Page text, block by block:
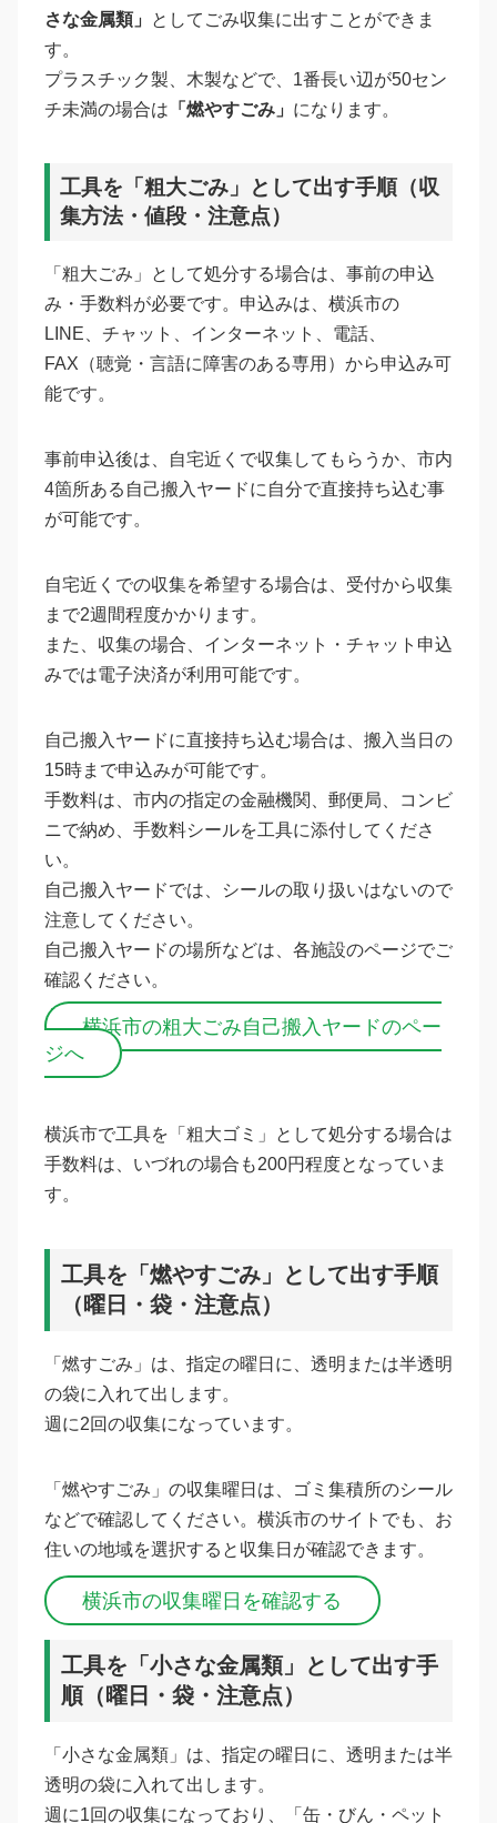
さな金属類」
としてごみ収集に出すことができま
す。
プラスチック製、木製などで、1番長い辺が50セン
チ未満の場合は 「燃やすごみ」 になります。
工具を「粗大ごみ」として出す手順（収
集方法・値段・注意点）
「粗大ごみ」として処分する場合は、事前の申込
み・手数料が必要です。申込みは、横浜市の
LINE、チャット、インターネット、電話、
FAX（聴覚・言語に障害のある専用）から申込み可
能です。
事前申込後は、自宅近くで収集してもらうか、市内
4箇所ある自己搬入ヤードに自分で直接持ち込む事
が可能です。
自宅近くでの収集を希望する場合は、受付から収集
まで2週間程度かかります。
また、収集の場合、インターネット・チャット申込
みでは電子決済が利用可能です。
自己搬入ヤードに直接持ち込む場合は、搬入当日の
15時まで申込みが可能です。
手数料は、市内の指定の金融機関、郵便局、コンビ
ニで納め、手数料シールを工具に添付してくださ
い。
自己搬入ヤードでは、シールの取り扱いはないので
注意してください。
自己搬入ヤードの場所などは、各施設のページでご
確認ください。
横浜市の粗大ごみ自己搬入ヤードのペー
ジへ
横浜市で工具を「粗大ゴミ」として処分する場合は
手数料は、いづれの場合も200円程度となっていま
す。
工具を「燃やすごみ」として出す手順
（曜日・袋・注意点）
「燃すごみ」は、指定の曜日に、透明または半透明
の袋に入れて出します。
週に2回の収集になっています。
「燃やすごみ」の収集曜日は、ゴミ集積所のシール
などで確認してください。横浜市のサイトでも、お
住いの地域を選択すると収集日が確認できます。
横浜市の収集曜日を確認する
工具を「小さな金属類」として出す手
順（曜日・袋・注意点）
「小さな金属類」は、指定の曜日に、透明または半
透明の袋に入れて出します。
週に1回の収集になっており、「缶・びん・ペット